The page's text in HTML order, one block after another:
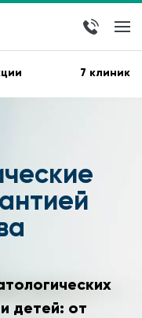
7 клиник
детей: от